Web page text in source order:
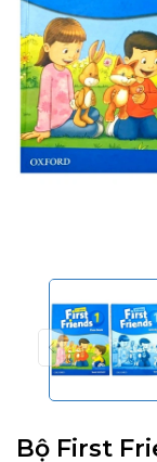
Bộ First